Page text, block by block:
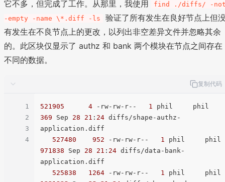
它不多，但完成了工作。从那里，我使用
find ./diffs/ -
-empty -name \*.diff -ls
验证了所有发生在良好节点上但
有发生在不良节点上的更改，以列出非空差异文件并忽略其余
的。此区块仅显示了 authz 和 bank 两个模块在节点之间存在
不同的数据。
复制代码
1
2
3
4
521905 4 -rw-rw-r-- 1
369 Sep 28 21 : 24 diffs/shape-authz-
application.diff
527480
952 -rw-rw-r-- 1
971838 Sep 28 21 : 24 diffs/data-bank-
application.diff
525838
1264 -rw-rw-r-- 1